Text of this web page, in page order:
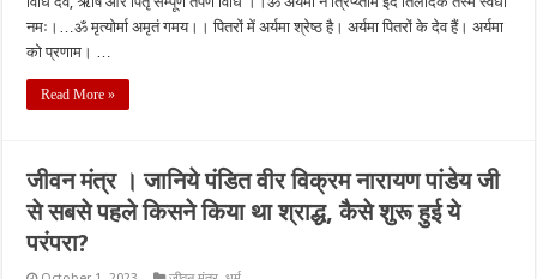
नमः।…ॐ मृत्योर्मा अमृतं गमय।। पितरों में अर्यमा श्रेष्ठ है। अर्यमा पितरों के देव हैं। अर्यमा
को प्रणाम। …
Read More »
जीवन मंत्र । जानिये पंडित वीर विक्रम नारायण पांडेय जी
से सबसे पहले किसने किया था श्राद्ध, कैसे शुरू हुई ये
परंपरा?